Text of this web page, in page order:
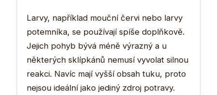
Larvy, například mouční červi nebo larvy
potemníka, se používají spíše doplňkově.
Jejich pohyb bývá méně výrazný a u
některých sklípkánů nemusí vyvolat silnou
reakci. Navíc mají vyšší obsah tuku, proto
nejsou ideální jako jediný zdroj potravy.